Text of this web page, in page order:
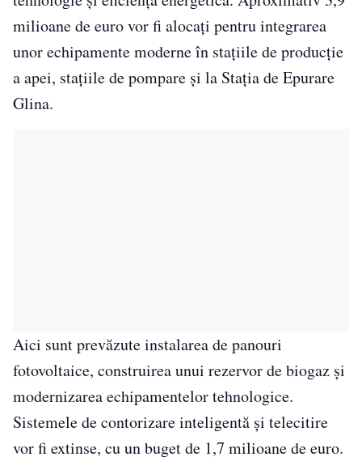
milioane de euro vor fi alocați pentru integrarea
unor echipamente moderne în stațiile de producție
a apei, stațiile de pompare și la Stația de Epurare
Glina.
Aici sunt prevăzute instalarea de panouri
fotovoltaice, construirea unui rezervor de biogaz și
modernizarea echipamentelor tehnologice.
Sistemele de contorizare inteligentă și telecitire
vor fi extinse, cu un buget de 1,7 milioane de euro.